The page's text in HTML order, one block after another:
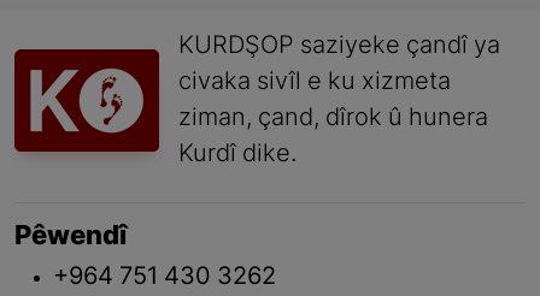
KURDŞOP saziyeke çandî ya
civaka sivîl e ku xizmeta
ziman, çand, dîrok û hunera
Kurdî dike.
Pêwendî
+964 751 430 3262